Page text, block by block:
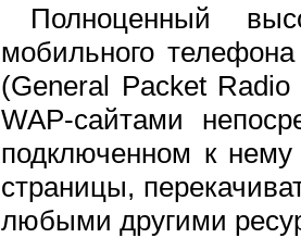
Полноценный
мобильного
(General Packet
WAP-сайтами
подключенном к
страницы,
любыми другими